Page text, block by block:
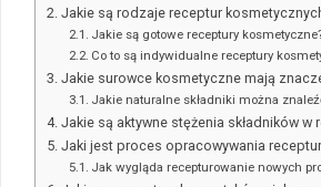
Jakie są rodzaje receptur
Jakie są gotowe receptury
Co to są indywidualne receptury
Jakie surowce kosmetyczne mają
Jakie naturalne składniki można
Jakie są aktywne stężenia składników w
Jaki jest proces opracowywania
Jak wygląda recepturowanie nowych